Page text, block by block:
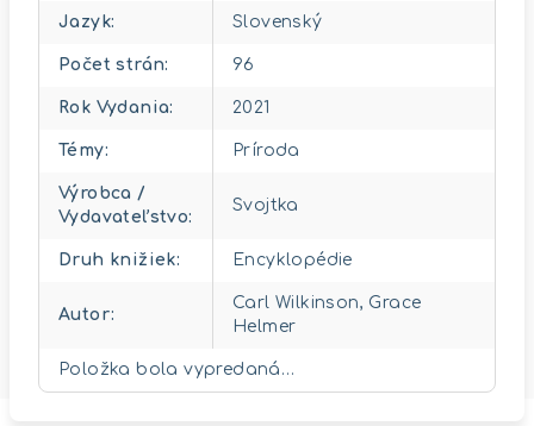
Jazyk: Slovenský
Počet strán: 96
Rok Vydania: 2021
Témy: Príroda
Výrobca /
Vydavateľstvo:
Svojtka
Druh knižiek: Encyklopédie
Autor:
Carl Wilkinson, Grace
Helmer
Položka bola vypredaná…